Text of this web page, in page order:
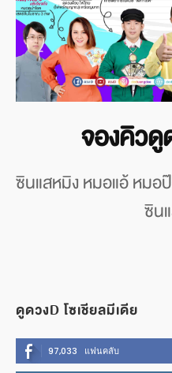
จองคิว
ซินแสหมิง หมอแอ้ หมอ
ซิน
ดูดวงD โซเชียลมีเดีย
97,033 แฟนคลับ